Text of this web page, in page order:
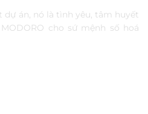
dự án, nó là tình yêu, tâm huyết
cho sứ mệnh số hoá